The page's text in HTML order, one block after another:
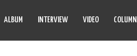
ALBUM INTERVIEW VIDEO COLUMN